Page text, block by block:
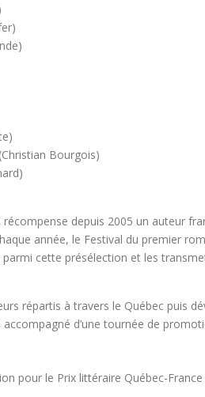
Bourgois)
depuis 2005 un auteur
année, le Festival du premier
parmi cette présélection et les
répartis à travers le Québec puis
d’une tournée de
pour le Prix littéraire Québec-